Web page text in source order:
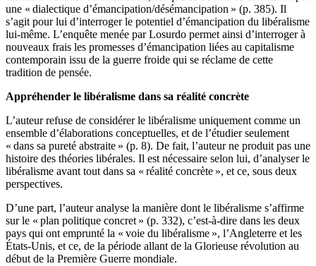
une « dialectique d’émancipation/désémancipation » (p. 385). Il
s’agit pour lui d’interroger le potentiel d’émancipation du libéralisme
lui-même. L’enquête menée par Losurdo permet ainsi d’interroger à
nouveaux frais les promesses d’émancipation liées au capitalisme
contemporain issu de la guerre froide qui se réclame de cette
tradition de pensée.
Appréhender le libéralisme dans sa réalité concrète
L’auteur refuse de considérer le libéralisme uniquement comme un
ensemble d’élaborations conceptuelles, et de l’étudier seulement
« dans sa pureté abstraite » (p. 8). De fait, l’auteur ne produit pas une
histoire des théories libérales. Il est nécessaire selon lui, d’analyser le
libéralisme avant tout dans sa « réalité concrète », et ce, sous deux
perspectives.
D’une part, l’auteur analyse la manière dont le libéralisme s’affirme
sur le « plan politique concret » (p. 332), c’est-à-dire dans les deux
pays qui ont emprunté la « voie du libéralisme », l’Angleterre et les
États-Unis, et ce, de la période allant de la Glorieuse révolution au
début de la Première Guerre mondiale.